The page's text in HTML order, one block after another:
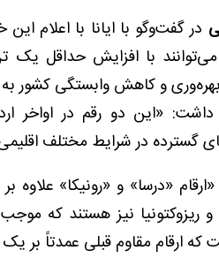
در گفت‌و‌گو با ایانا با اعلام
با افزایش حداقل یک
و کاهش وابستگی کشور به
داشت: «این دو رقم در
گسترده در شرایط مختلف
«ارقام «درسا» و «رونیکا»
و ریزوکتونیا نیز هستند که
که ارقام مقاوم قبلی عمدتاً بر